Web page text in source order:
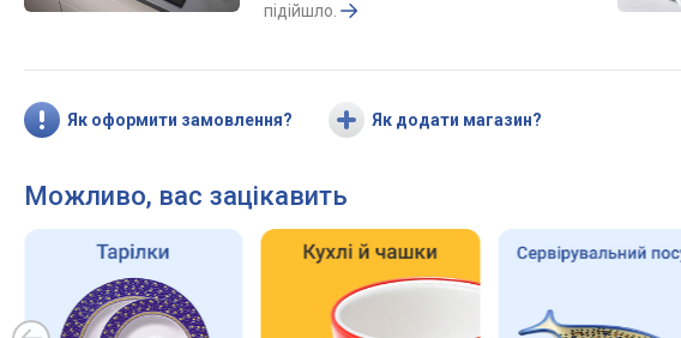
підійшло.
Як оформити замовлення? Як додати магазин?
Можливо, вас зацікавить